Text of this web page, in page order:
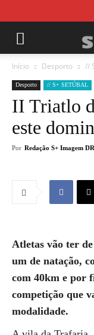
Início Desporto //
Desporto // S+ SETÚBAL
II Triatlo
este
Por Redação S+ Imagem DR
Atletas vão ter
um de natação,
com 40km e por
competição que
modalidade.